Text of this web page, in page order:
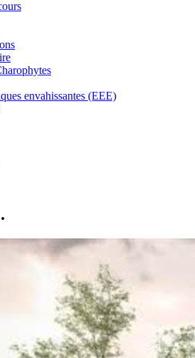
envahissantes (EEE)